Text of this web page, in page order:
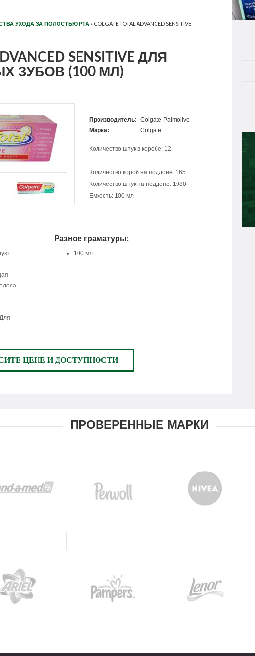
УХОДА ЗА ПОЛОСТЬЮ РТА » COLGATE TOTAL ADVANCED SENSITIVE
SENSITIVE ДЛЯ
ЗУБОВ (100 МЛ)
Производитель:
Colgate-Palmolive
Марка:
Colgate
Количество штук в коробе: 12
Количество короб на поддоне: 165
Количество штук на поддоне: 1980
Емкость: 100 мл
Разное граматуры:
100 мл
ЦЕНЕ И ДОСТУПНОСТИ
ПРОВЕРЕННЫЕ МАРКИ